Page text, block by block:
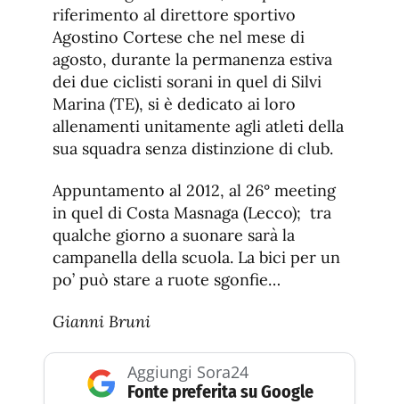
riferimento al direttore sportivo
Agostino Cortese che nel mese di
agosto, durante la permanenza estiva
dei due ciclisti sorani in quel di Silvi
Marina (TE), si è dedicato ai loro
allenamenti unitamente agli atleti della
sua squadra senza distinzione di club.
Appuntamento al 2012, al 26° meeting
in quel di Costa Masnaga (Lecco); tra
qualche giorno a suonare sarà la
campanella della scuola. La bici per un
po’ può stare a ruote sgonfie…
Gianni Bruni
Aggiungi Sora24
Fonte preferita su Google